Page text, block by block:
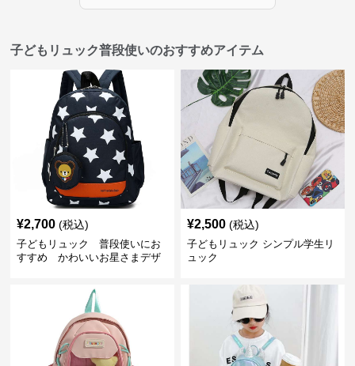
子どもリュック普段使いのおすすめアイテム
¥2,700 (税込)
子どもリュック 普段使いにお
すすめ かわいいお星さまデザ
¥2,500 (税込)
子どもリュック シンプル学生リ
ュック